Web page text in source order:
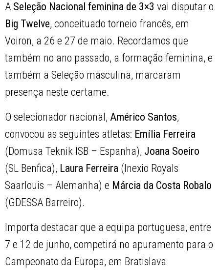
A Seleção Nacional feminina de 3×3 vai disputar o
Big Twelve, conceituado torneio francês, em
Voiron, a 26 e 27 de maio. Recordamos que
também no ano passado, a formação feminina, e
também a Seleção masculina, marcaram
presença neste certame.
O selecionador nacional, Américo Santos,
convocou as seguintes atletas: Emília Ferreira
(Domusa Teknik ISB – Espanha), Joana Soeiro
(SL Benfica), Laura Ferreira (Inexio Royals
Saarlouis – Alemanha) e Márcia da Costa Robalo
(GDESSA Barreiro).
Importa destacar que a equipa portuguesa, entre
7 e 12 de junho, competirá no apuramento para o
Campeonato da Europa, em Bratislava